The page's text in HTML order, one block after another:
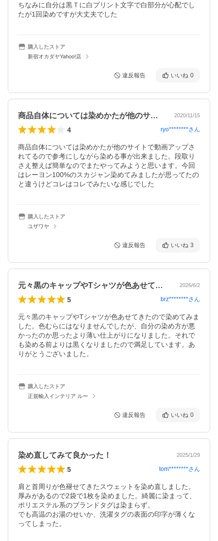
ちなみに自分は黒Ｔに白プリント文字で白部分が心配でし
たが1回染めですが大丈夫でした
購入したストア
新宿オカダヤYahoo!店
違反報告 いいね 0
商品自体については染めかたが他のサイト… 2020/11/15
4 ryo********さん
商品自体については染めかたが他のサイトで動画アップさ
れてるので参考にしながら染める事が出来ました。段取り
さえ整えば簡単なのでまたやってみようと思います。今回
はレーヨン100%のスカジャン染めてみましたが思ってたの
と違うけどコレはコレでみたいな感じでした
購入したストア
ユザワヤ
違反報告 いいね 3
元々黒のキャップやTシャツが色あせてき… 2026/6/2
5 brz********さん
元々黒のキャップやTシャツが色あせてきたので染めてみま
した。色むらにはなりませんでしたが、自分の染め方が悪
かったのか思ったより薄い仕上がりになりました。それで
も染める前よりは黒くなりましたので満足しています。あ
りがとうございました。
購入したストア
正規輸入インテリア ルー
違反報告 いいね 0
染め直してみて良かった！ 2025/1/29
5 tom********さん
肩と首周りが色褪せてきたスウェットを染め直しました。
厚みがあるので2袋で1枚を染めました。綺麗に染まって、
ポリエステル系のブランドタグは染まらず。
でも高温のお湯のせいか、洗濯タグの表面の印字が薄くな
ってしまった。